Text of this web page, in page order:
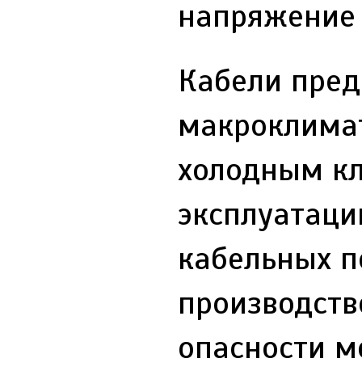
напряжение
Кабели
холодным
кабельных
опасности